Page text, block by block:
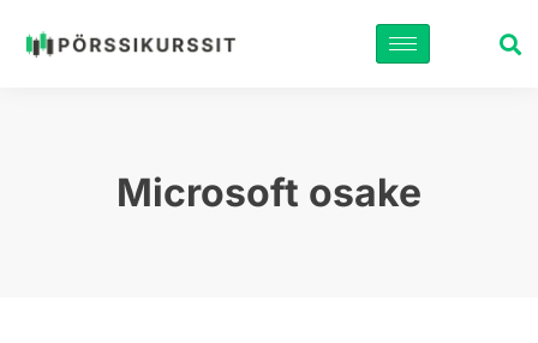
Siirry
Microsoft osake